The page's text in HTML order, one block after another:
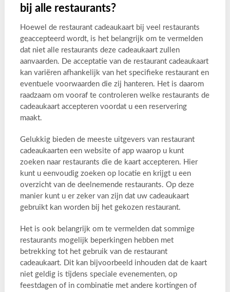
bij alle restaurants?
Hoewel de restaurant cadeaukaart bij veel restaurants
geaccepteerd wordt, is het belangrijk om te vermelden
dat niet alle restaurants deze cadeaukaart zullen
aanvaarden. De acceptatie van de restaurant cadeaukaart
kan variëren afhankelijk van het specifieke restaurant en
eventuele voorwaarden die zij hanteren. Het is daarom
raadzaam om vooraf te controleren welke restaurants de
cadeaukaart accepteren voordat u een reservering
maakt.
Gelukkig bieden de meeste uitgevers van restaurant
cadeaukaarten een website of app waarop u kunt
zoeken naar restaurants die de kaart accepteren. Hier
kunt u eenvoudig zoeken op locatie en krijgt u een
overzicht van de deelnemende restaurants. Op deze
manier kunt u er zeker van zijn dat uw cadeaukaart
gebruikt kan worden bij het gekozen restaurant.
Het is ook belangrijk om te vermelden dat sommige
restaurants mogelijk beperkingen hebben met
betrekking tot het gebruik van de restaurant
cadeaukaart. Dit kan bijvoorbeeld inhouden dat de kaart
niet geldig is tijdens speciale evenementen, op
feestdagen of in combinatie met andere kortingen of